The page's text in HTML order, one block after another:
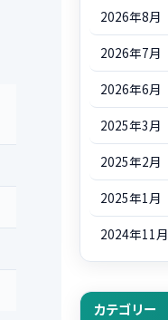
2026年8月
2026年7月
2026年6月
2025年3月
2025年2月
2025年1月
2024年11月
カテゴリー